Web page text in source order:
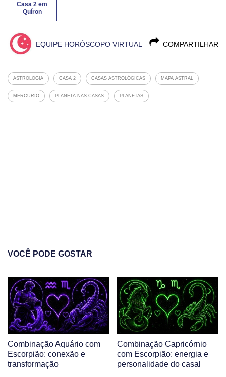
Casa 2 em
Quíron
COMPARTILHAR
EQUIPE HORÓSCOPO VIRTUAL
ASTROLOGIA CASA 2 CASAS ASTROLÓGICAS MAPA ASTRAL
MERCURIO PLANETA NAS CASAS PLANETAS
VOCÊ PODE GOSTAR
Combinação Aquário com
Escorpião: conexão e
transformação
Combinação Capricórnio
com Escorpião: energia e
personalidade do casal